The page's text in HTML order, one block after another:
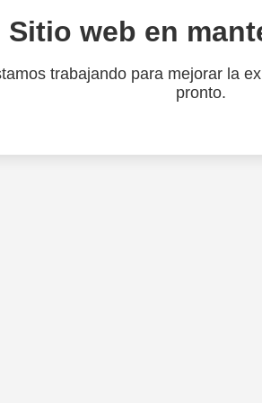
Sitio web en
trabajando para mejorar la
pronto.